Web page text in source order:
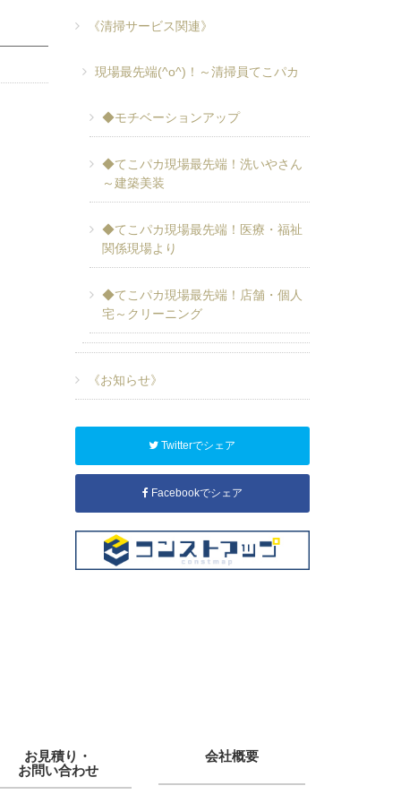
《清掃サービス関連》
現場最先端(^o^)！～清掃員てこパカ
◆モチベーションアップ
◆てこパカ現場最先端！洗いやさん
～建築美装
◆てこパカ現場最先端！医療・福祉
関係現場より
◆てこパカ現場最先端！店舗・個人
宅～クリーニング
《お知らせ》
Twitterでシェア
Facebookでシェア
お見積り・
お問い合わせ
会社概要